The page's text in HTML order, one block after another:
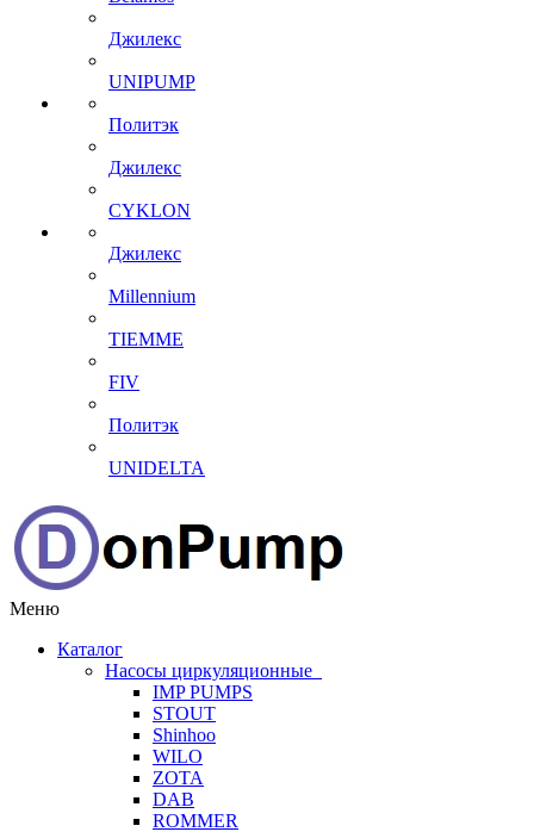
Джилекс
UNIPUMP
Политэк
Джилекс
CYKLON
Джилекс
Millennium
TIEMME
FIV
Политэк
UNIDELTA
Меню
Каталог
Насосы циркуляционные
IMP PUMPS
STOUT
Shinhoo
WILO
ZOTA
DAB
ROMMER